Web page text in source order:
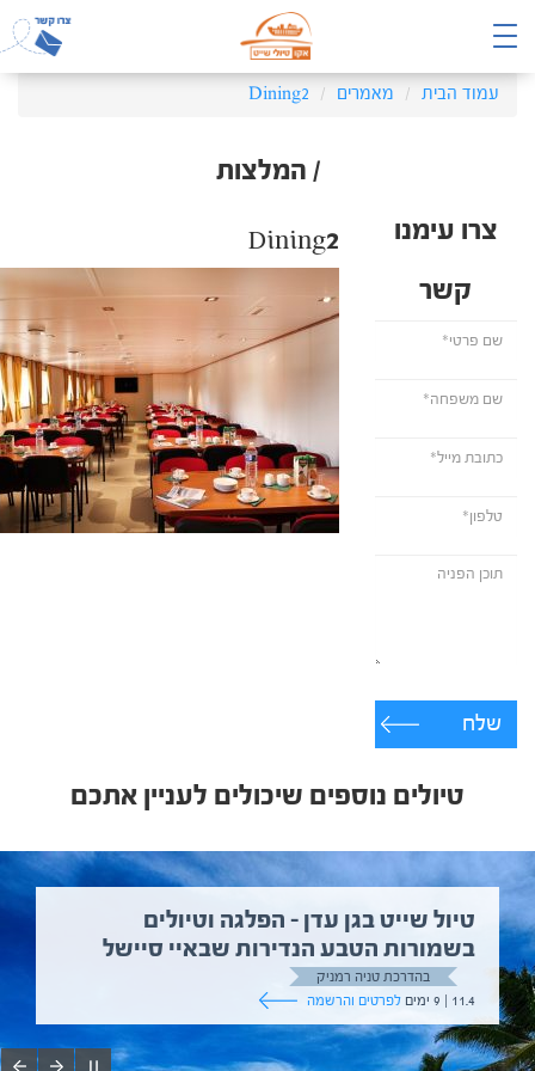
עמוד הבית מאמרים Dining2
/ המלצות
צרו עימנו
קשר
שלח
Dining2
טיולים נוספים שיכולים לעניין אתכם
טיול שייט בגן עדן – הפלגה וטיולים
בשמורות הטבע הנדירות שבאיי סיישל
בהדרכת טניה רמניק
11.4 | 9 ימים
לפרטים והרשמה